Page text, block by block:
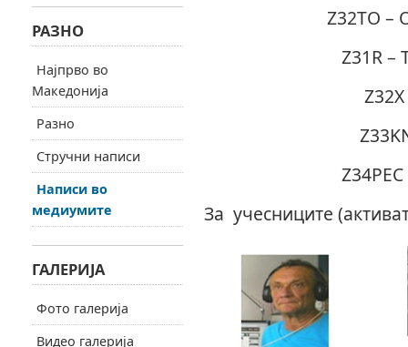
Z32TO –
Z31R –
За учесниците
РАЗНО
Најпрво во
Македонија
Разно
Стручни написи
Написи во
медиумите
ГАЛЕРИЈА
Фото галерија
Видео галерија